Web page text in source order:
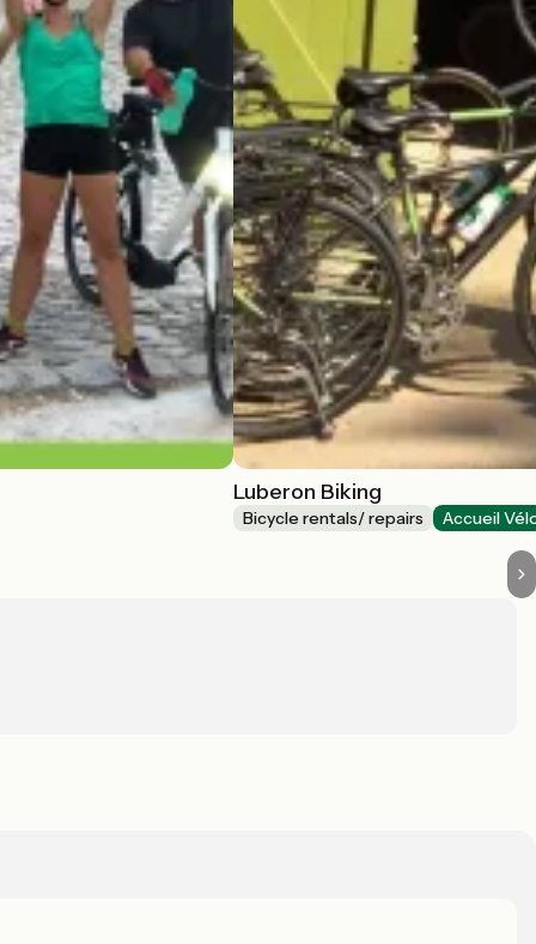
Luberon Biking
Bicycle rentals/ repairs Accueil